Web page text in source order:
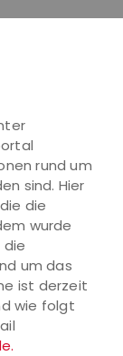
rund um
sind. Hier
die
wurde
die
um das
ist derzeit
wie folgt